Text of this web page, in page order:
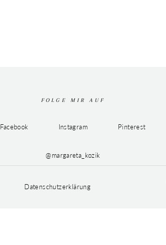
FOLGE MIR AUF
Facebook Instagram Pinterest
@margareta_kozik
Datenschutzerklärung